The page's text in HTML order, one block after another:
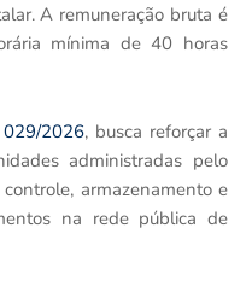
A remuneração bruta é
mínima de 40 horas
029/2026, busca reforçar a
administradas pelo
armazenamento e
na rede pública de